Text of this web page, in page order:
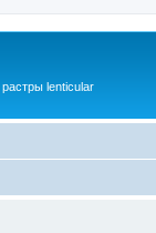
lenticular